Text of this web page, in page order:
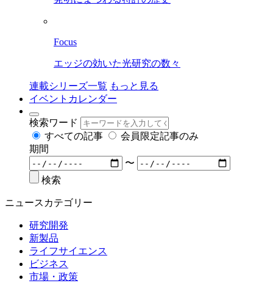
Focus
エッジの効いた光研究の数々
連載シリーズ一覧 もっと見る
イベントカレンダー
検索ワード
すべての記事
会員限定記事のみ
期間
〜
検索
ニュースカテゴリー
研究開発
新製品
ライフサイエンス
ビジネス
市場・政策